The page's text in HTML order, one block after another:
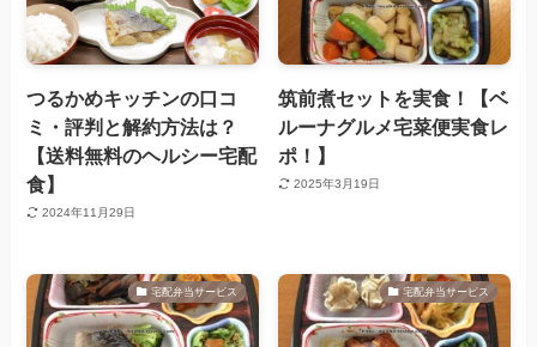
つるかめキッチンの口コ
ミ・評判と解約方法は？
【送料無料のヘルシー宅配
食】
2024年11月29日
筑前煮セットを実食！【ベ
ルーナグルメ宅菜便実食レ
ポ！】
2025年3月19日
宅配弁当サービス 宅配弁当サービス